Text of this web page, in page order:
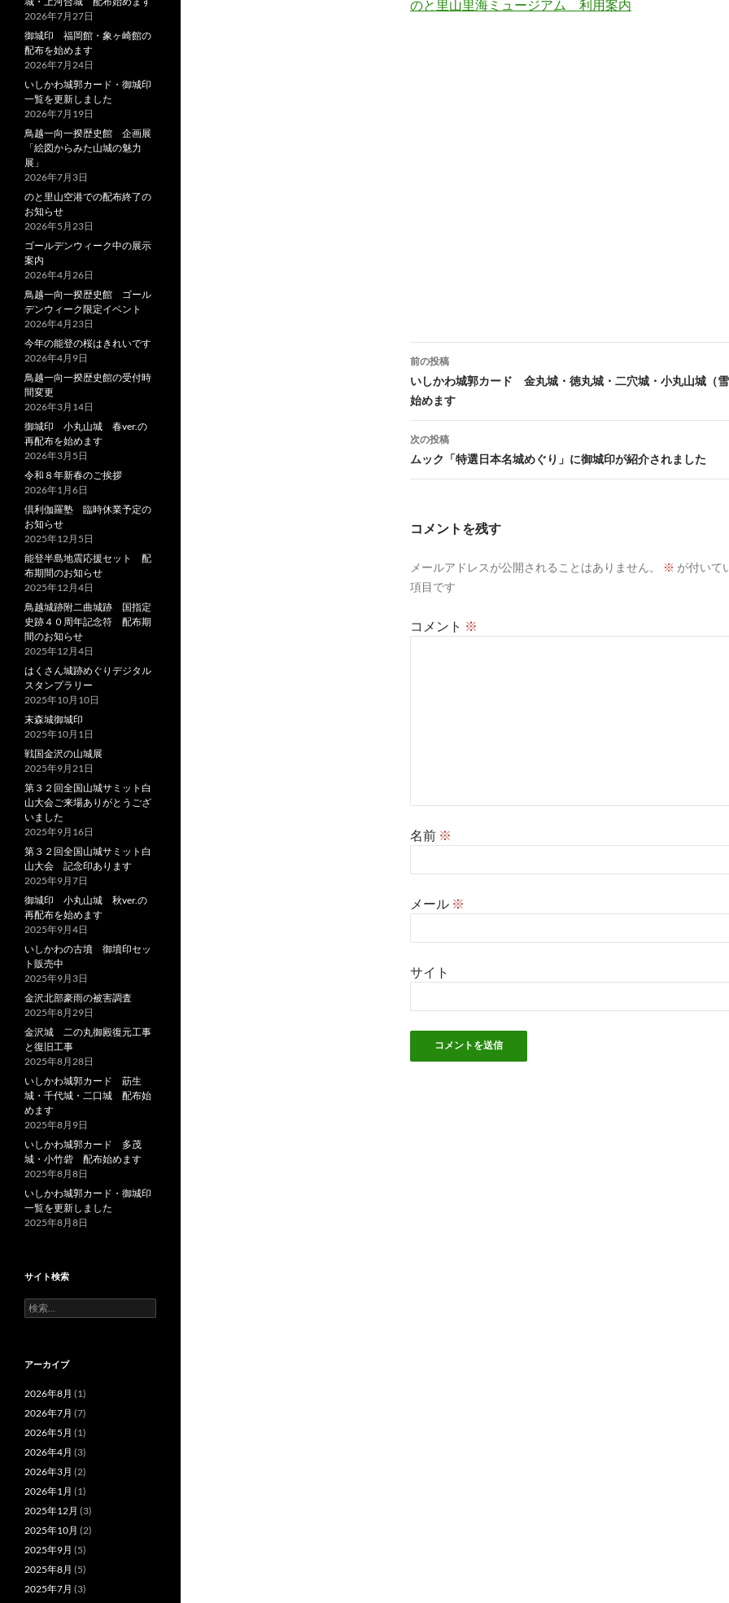
のと里山里海ミュージアム 利用案内
投
稿
ナ
ビ
ゲ
シ
ン
前の投稿
いしかわ城郭カード 金丸城・徳丸城・二穴城・小丸山城（
始めます
次の投稿
ムック「特選日本名城めぐり」に御城印が紹介されました
コメントを残す
メールアドレスが公開されることはありません。 ※ が付いて
項目です
コメント ※
名前 ※
メール ※
サイト
2026年7月27日
御城印 福岡館・象ヶ崎館の
配布を始めます
2026年7月24日
いしかわ城郭カード・御城印
一覧を更新しました
2026年7月19日
鳥越一向一揆歴史館 企画展
「絵図からみた山城の魅力
展」
2026年7月3日
のと里山空港での配布終了の
お知らせ
2026年5月23日
ゴールデンウィーク中の展示
案内
2026年4月26日
鳥越一向一揆歴史館 ゴール
デンウィーク限定イベント
2026年4月23日
今年の能登の桜はきれいです
2026年4月9日
鳥越一向一揆歴史館の受付時
間変更
2026年3月14日
御城印 小丸山城 春ver.の
再配布を始めます
2026年3月5日
令和８年新春のご挨拶
2026年1月6日
倶利伽羅塾 臨時休業予定の
お知らせ
2025年12月5日
能登半島地震応援セット 配
布期間のお知らせ
2025年12月4日
鳥越城跡附二曲城跡 国指定
史跡４０周年記念符 配布期
間のお知らせ
2025年12月4日
はくさん城跡めぐりデジタル
スタンプラリー
2025年10月10日
末森城御城印
2025年10月1日
戦国金沢の山城展
2025年9月21日
第３２回全国山城サミット白
山大会ご来場ありがとうござ
いました
2025年9月16日
第３２回全国山城サミット白
山大会 記念印あります
2025年9月7日
御城印 小丸山城 秋ver.の
再配布を始めます
2025年9月4日
いしかわの古墳 御墳印セッ
ト販売中
2025年9月3日
金沢北部豪雨の被害調査
2025年8月29日
金沢城 二の丸御殿復元工事
と復旧工事
2025年8月28日
いしかわ城郭カード 莇生
城・千代城・二口城 配布始
めます
2025年8月9日
いしかわ城郭カード 多茂
城・小竹砦 配布始めます
2025年8月8日
いしかわ城郭カード・御城印
一覧を更新しました
2025年8月8日
サイト検索
検
索:
アーカイブ
2026年8月 (1)
2026年7月 (7)
2026年5月 (1)
2026年4月 (3)
2026年3月 (2)
2026年1月 (1)
2025年12月 (3)
2025年10月 (2)
2025年9月 (5)
2025年8月 (5)
2025年7月 (3)